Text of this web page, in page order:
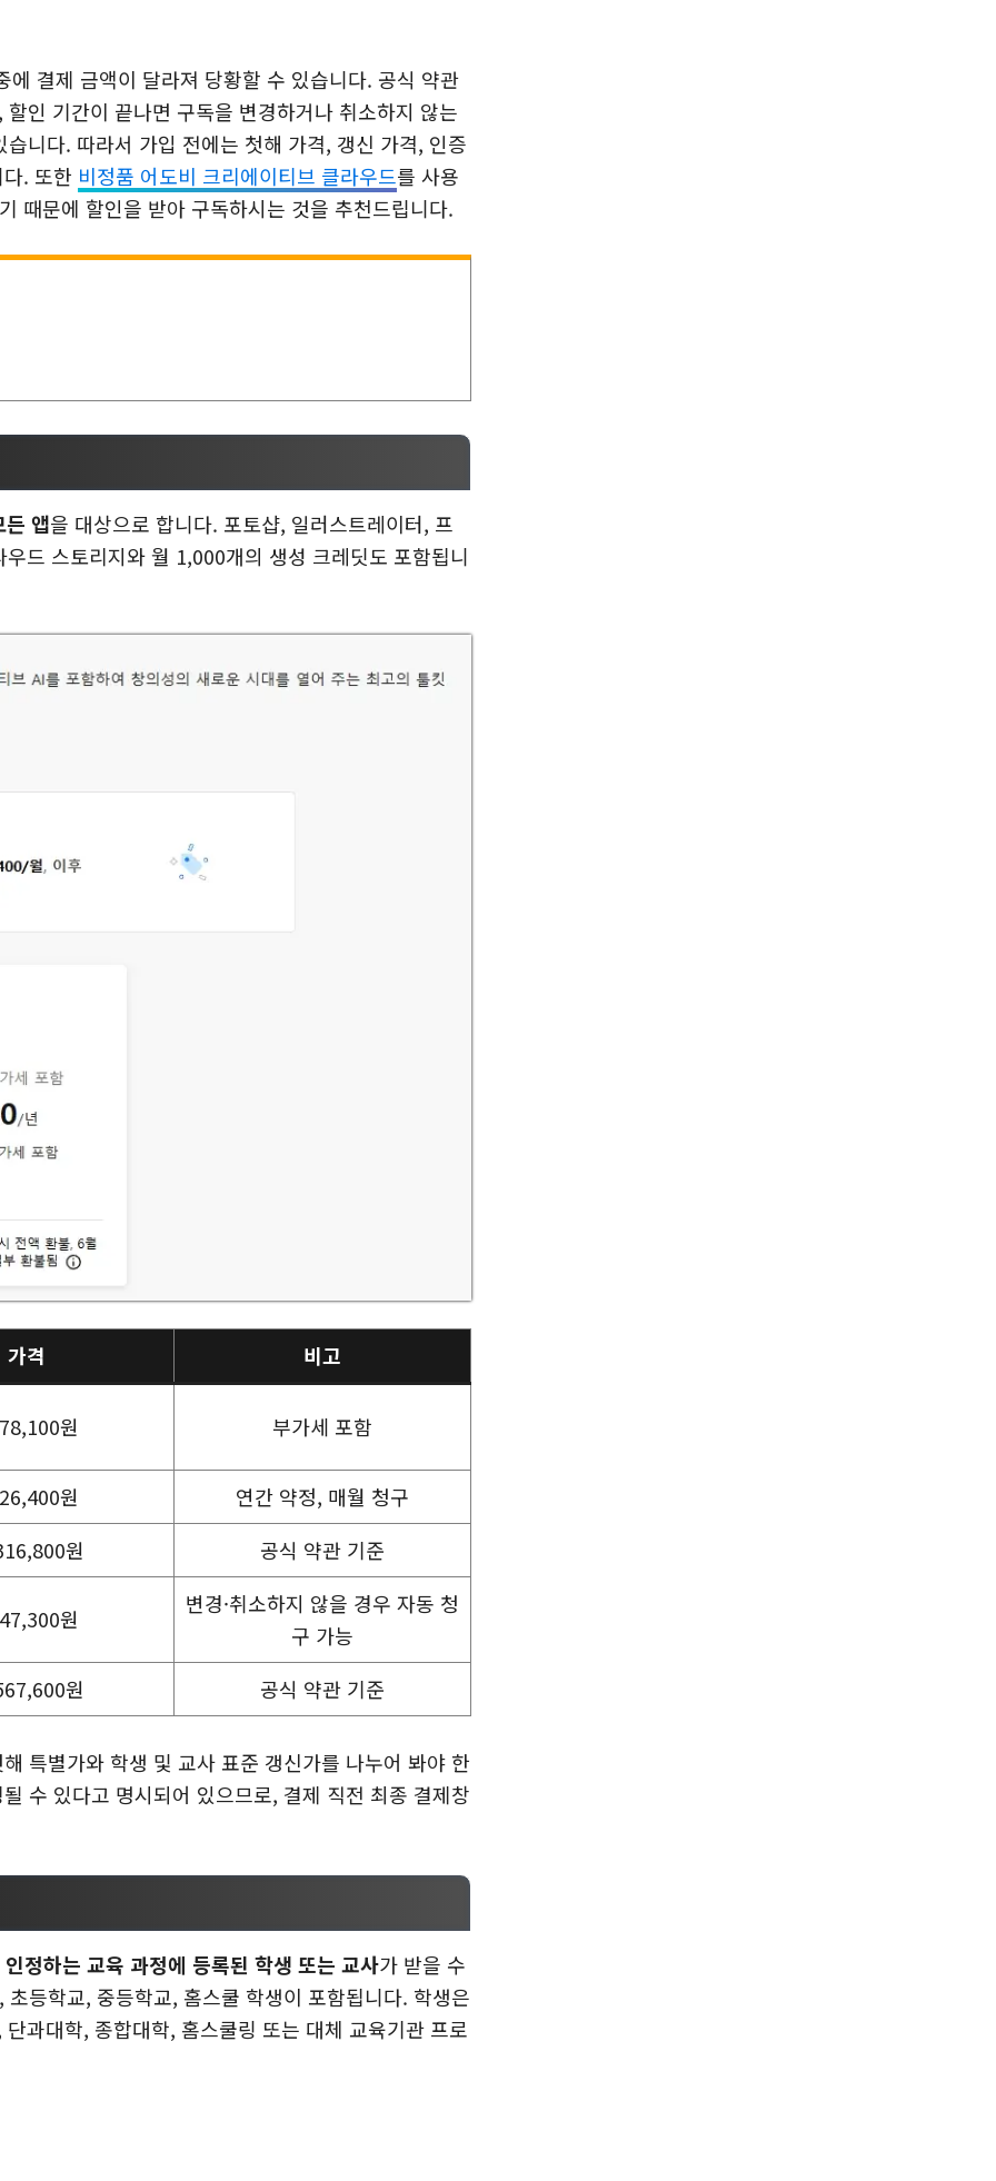
결제 금액이 달라져 당황할 수 있습니다. 공식 약관
인 기간이 끝나면 구독을 변경하거나 취소하지 않는
니다. 따라서 가입 전에는 첫해 가격, 갱신 가격, 인증
. 또한 비정품 어도비 크리에이티브 클라우드를 사용
때문에 할인을 받아 구독하시는 것을 추천드립니다.
든 앱을 대상으로 합니다. 포토샵, 일러스트레이터, 프
드 스토리지와 월 1,000개의 생성 크레딧도 포함됩니
가격 비고
원 부가세 포함
원
연간 약정, 매월 청구
원
공식 약관 기준
원
변경·취소하지 않을 경우 자동 청
구 가능
원
공식 약관 기준
특별가와 학생 및 교사 표준 갱신가를 나누어 봐야 한
수 있다고 명시되어 있으므로, 결제 직전 최종 결제창
정하는 교육 과정에 등록된 학생 또는 교사가 받을 수
등학교, 중등학교, 홈스쿨 학생이 포함됩니다. 학생은
과대학, 종합대학, 홈스쿨링 또는 대체 교육기관 프로